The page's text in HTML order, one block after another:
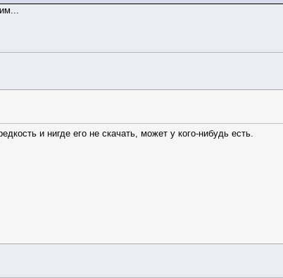
и нигде его не скачать, может у кого-нибудь есть.